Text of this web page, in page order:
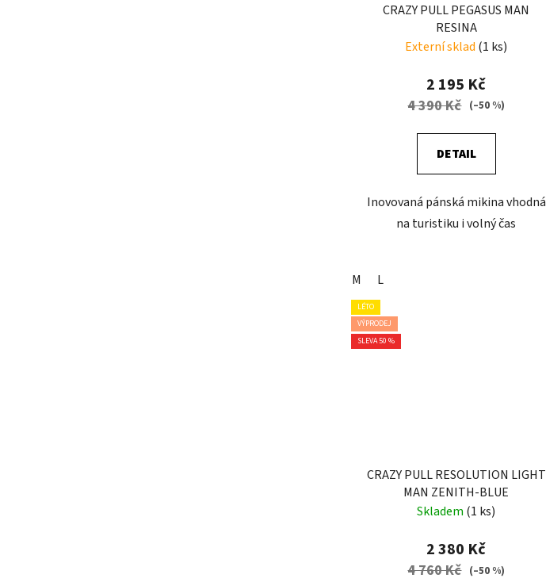
CRAZY PULL PEGASUS MAN
RESINA
Externí sklad (1 ks)
2 195 Kč
4 390 Kč (–50 %)
DETAIL
Inovovaná pánská mikina vhodná
na turistiku i volný čas
M L
LÉTO
VÝPRODEJ
SLEVA 50 %
CRAZY PULL RESOLUTION LIGHT
MAN ZENITH-BLUE
Skladem (1 ks)
2 380 Kč
4 760 Kč (–50 %)